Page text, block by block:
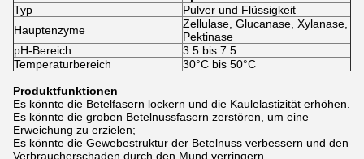
Typ
Pulver und Flüssigkeit
Hauptenzyme
Zellulase, Glucanase, Xylanase,
Pektinase
pH-Bereich
3.5 bis 7.5
Temperaturbereich
30°C bis 50°C
Produktfunktionen
Es könnte die Betelfasern lockern und die Kaulelastizität erhöhen.
Es könnte die groben Betelnussfasern zerstören, um eine
Erweichung zu erzielen;
Es könnte die Gewebestruktur der Betelnuss verbessern und den
Verbraucherschaden durch den Mund verringern.